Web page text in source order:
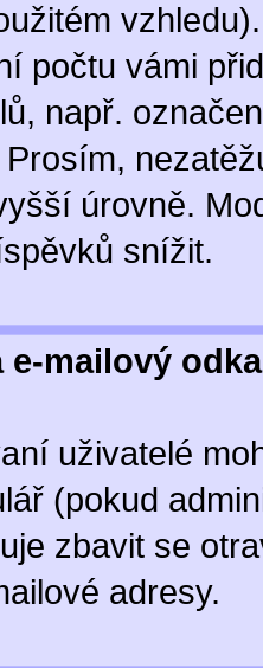
počtu vámi
např.
úrovně.
snížit.
mailový
uživatelé
(pokud
zbavit se
adresy.